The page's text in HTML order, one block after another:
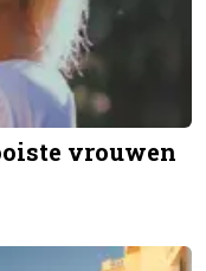
vrouwen